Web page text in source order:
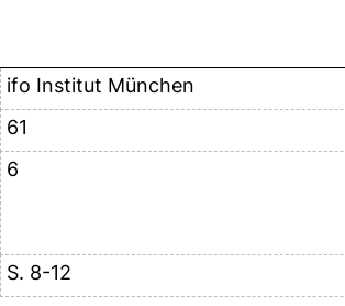
ifo Institut München
61
6
S. 8-12